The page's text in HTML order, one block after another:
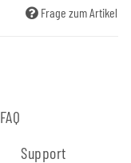
Frage zum Artikel
FAQ
Support